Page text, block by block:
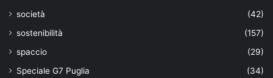
società
(42)
sostenibilità
(157)
spaccio
(29)
Speciale G7 Puglia
(34)